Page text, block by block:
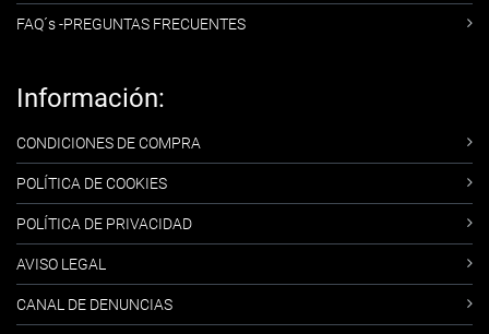
FAQ´s -PREGUNTAS FRECUENTES
Información:
CONDICIONES DE COMPRA
POLÍTICA DE COOKIES
POLÍTICA DE PRIVACIDAD
AVISO LEGAL
CANAL DE DENUNCIAS